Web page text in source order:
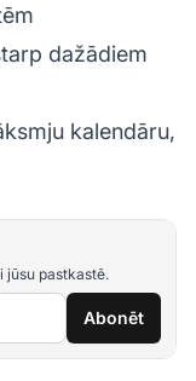
dažādiem
kalendāru,
jūsu pastkastē.
Abonēt